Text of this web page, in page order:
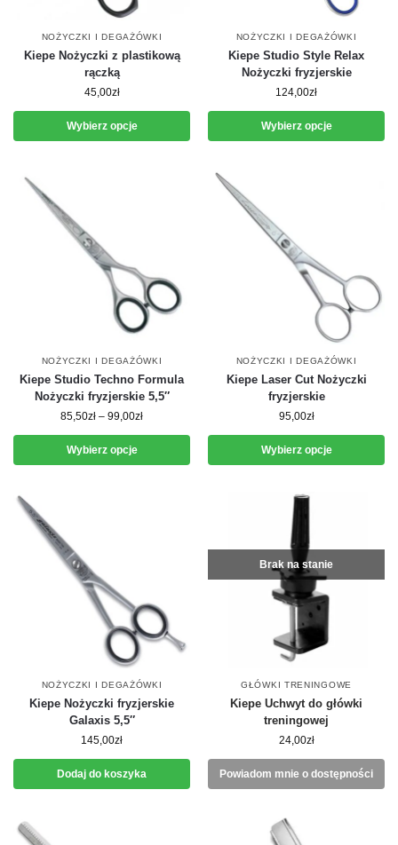
NOŻYCZKI I DEGAŻÓWKI
Kiepe Nożyczki z plastikową
rączką
45,00zł
Wybierz opcje
NOŻYCZKI I DEGAŻÓWKI
Kiepe Studio Style Relax
Nożyczki fryzjerskie
124,00zł
Wybierz opcje
NOŻYCZKI I DEGAŻÓWKI
Kiepe Studio Techno Formula
Nożyczki fryzjerskie 5,5″
85,50zł – 99,00zł
Wybierz opcje
NOŻYCZKI I DEGAŻÓWKI
Kiepe Laser Cut Nożyczki
fryzjerskie
95,00zł
Wybierz opcje
NOŻYCZKI I DEGAŻÓWKI
Kiepe Nożyczki fryzjerskie
Galaxis 5,5″
145,00zł
Dodaj do koszyka
Brak na stanie
GŁÓWKI TRENINGOWE
Kiepe Uchwyt do główki
treningowej
24,00zł
Powiadom mnie o dostępności